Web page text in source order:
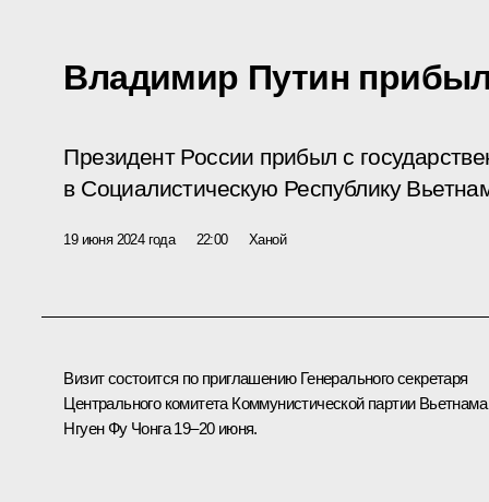
Владимир Путин
Президент России прибыл с
в Социалистическую Республику
19 июня 2024 года 22:00 Ханой
Визит состоится по приглашению Генерального секретаря
Центрального комитета Коммунистической партии Вьетнама
Нгуен Фу Чонга 19–20 июня.